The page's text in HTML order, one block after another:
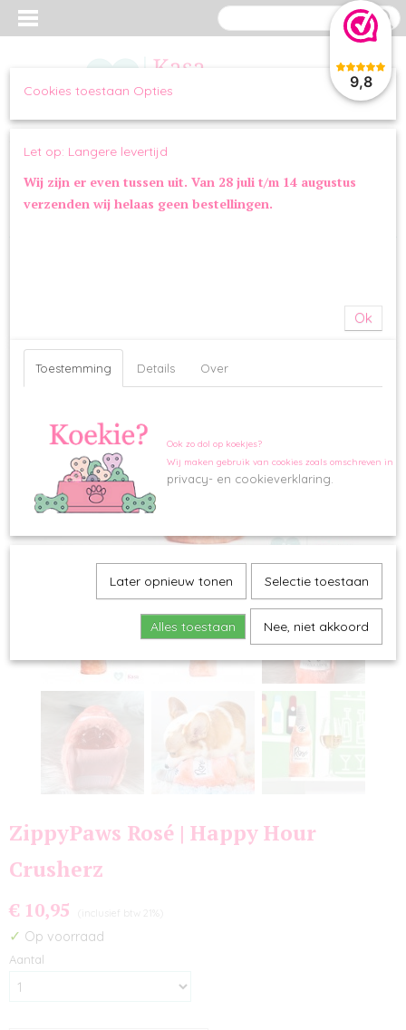
9,8
Inloggen
Home>OVERIG>SPEELGOED>ZippyPaws Rosé | Happy Hour
ZippyPaws Rosé | Happy Hour
Crusherz
€ 10,95 (inclusief btw 21%)
✓ Op voorraad
Aantal
Cookies toestaan Opties
Let op: Langere levertijd
Wij zijn er even tussen uit. Van 28 juli t/m 14 augustus
verzenden wij helaas geen bestellingen.
Ok
Toestemming Details Over
Ook zo dol op koekjes?
Wij maken gebruik van cookies zoals omschreven in
privacy- en cookieverklaring.
Later opnieuw tonen Selectie toestaan
Alles toestaan Nee, niet akkoord